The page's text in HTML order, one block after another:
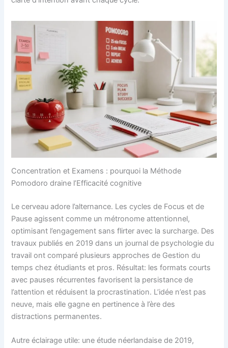
Concentration et Examens : pourquoi la Méthode
Pomodoro draine l’Efficacité cognitive
Le cerveau adore l’alternance. Les cycles de Focus et de
Pause agissent comme un métronome attentionnel,
optimisant l’engagement sans flirter avec la surcharge. Des
travaux publiés en 2019 dans un journal de psychologie du
travail ont comparé plusieurs approches de Gestion du
temps chez étudiants et pros. Résultat: les formats courts
avec pauses récurrentes favorisent la persistance de
l’attention et réduisent la procrastination. L’idée n’est pas
neuve, mais elle gagne en pertinence à l’ère des
distractions permanentes.
Autre éclairage utile: une étude néerlandaise de 2019,